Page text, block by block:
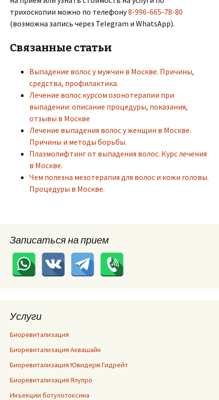
трихоскопии можно по телефону8-996-665-78-80
(возможна запись через Telegram и WhatsApp).
Связанные статьи
Выпадение волос у мужчин в Москве. Причины,
средства, профилактика.
Лечение волос курсом озонотерапии при
выпадении: описание процедуры, показания,
отзывы в Москве
Лечение выпадения волос у женщин в Москве.
Причины и методы борьбы.
Плазмолифтинг от выпадения волос. Курс лечения
в Москве.
Чем полезна мезотерапия для волос и кожи головы.
Процедуры в Москве.
Записаться на прием
Услуги
Биоревитализация
Биоревитализация Аквашайн
Биоревитализация Ювидерм Гидрейт
Биоревитализация Ялупро
Инъекции ботулотоксина